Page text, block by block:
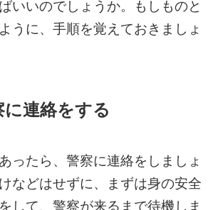
いいのでしょうか。もしものと
うに、手順を覚えておきましょ
に連絡をする
ったら、警察に連絡をしましょ
などはせずに、まずは身の安全
して、警察が来るまで待機しま